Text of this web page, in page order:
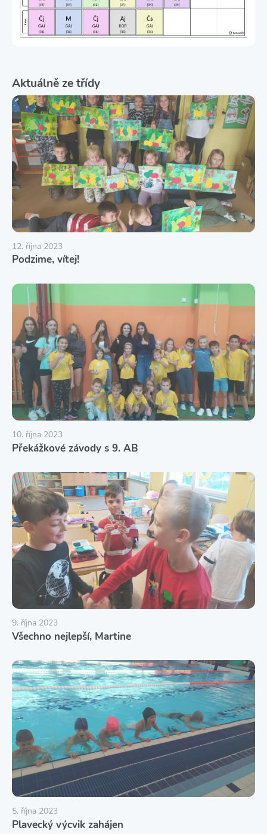
Aktuálně ze třídy
12. října 2023
Podzime, vítej!
10. října 2023
Překážkové závody s 9. AB
9. října 2023
Všechno nejlepší, Martine
5. října 2023
Plavecký výcvik zahájen